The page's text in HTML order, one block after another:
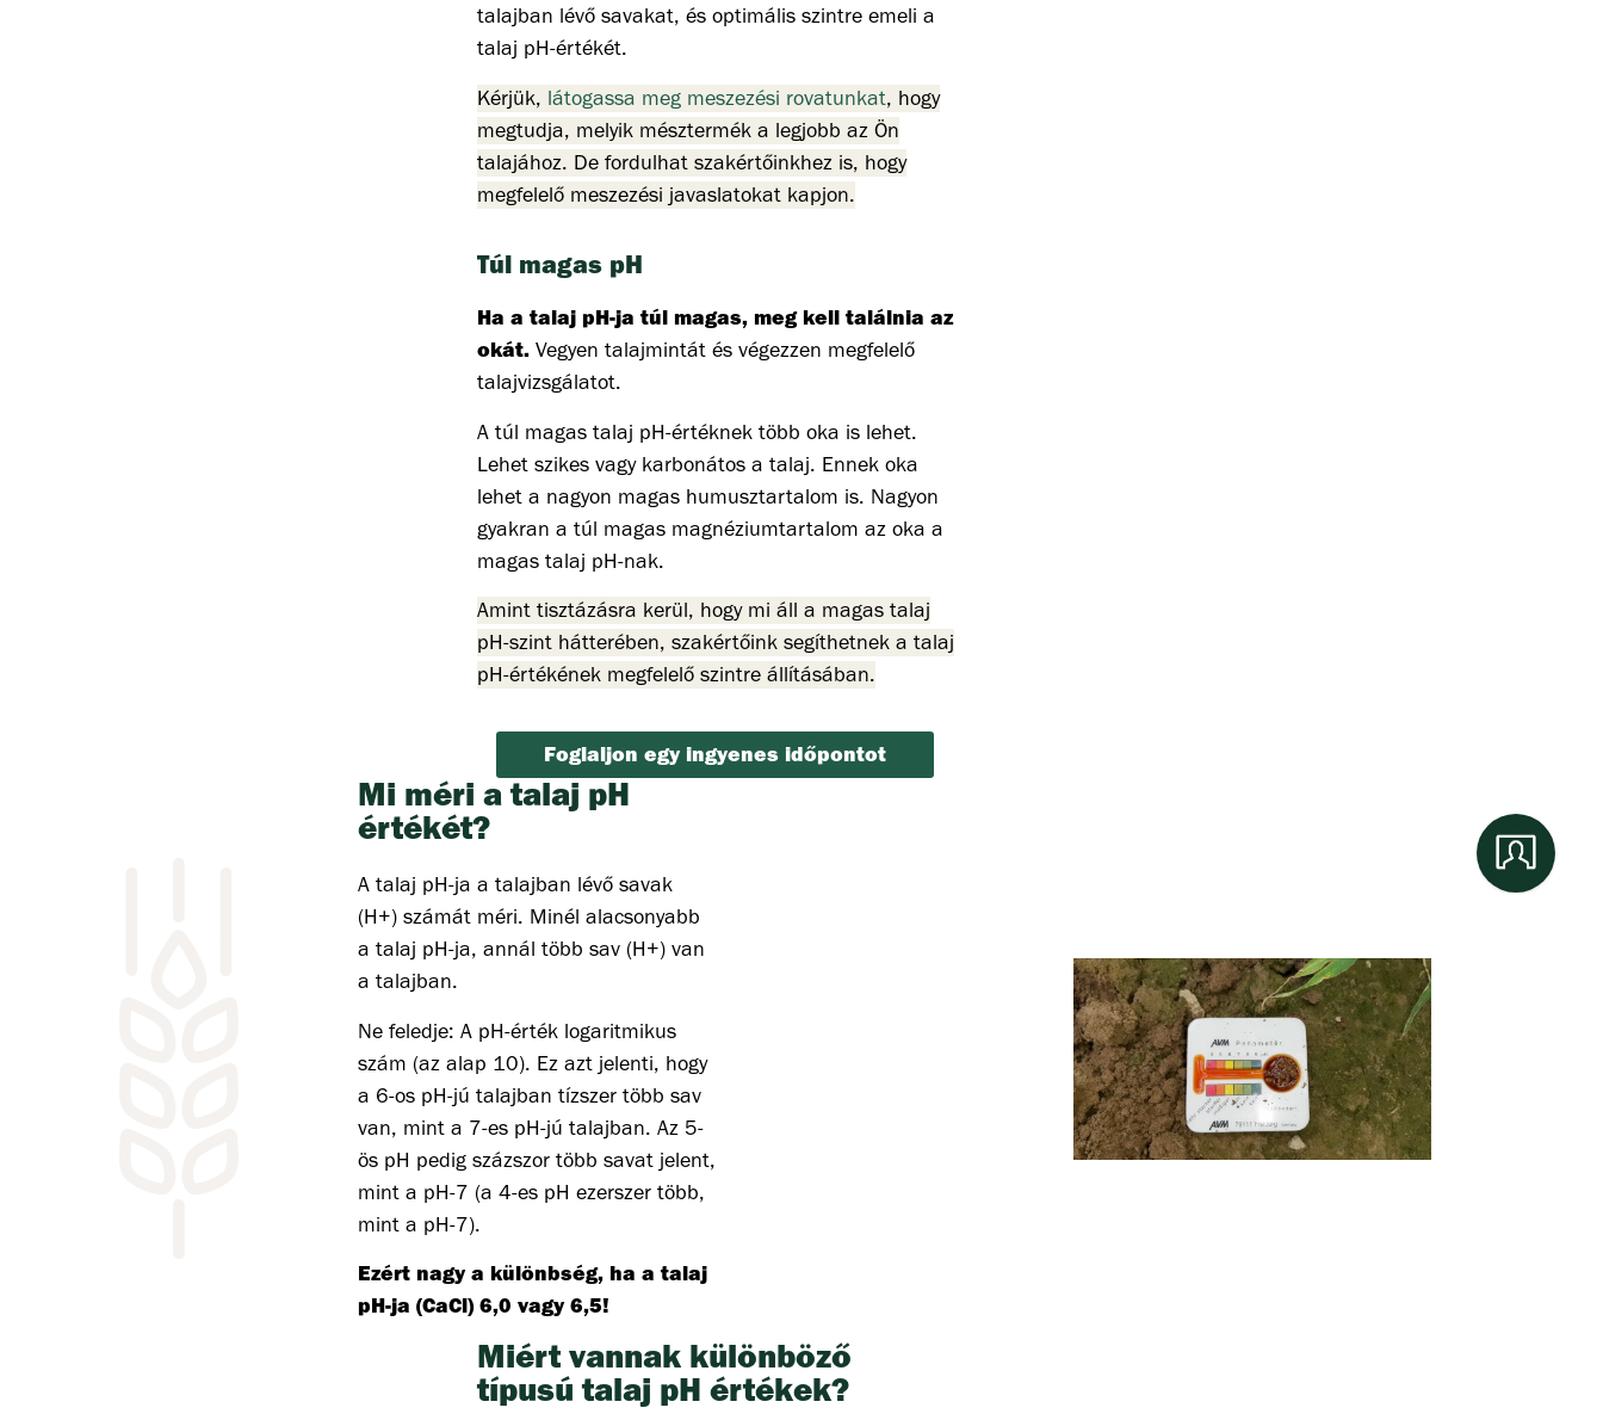
talajban lévő savakat, és optimális szintre emeli a
talaj pH-értékét.
Kérjük, látogassa meg meszezési rovatunkat, hogy
megtudja, melyik mésztermék a legjobb az Ön
talajához. De fordulhat szakértőinkhez is, hogy
megfelelő meszezési javaslatokat kapjon.
Túl magas pH
Ha a talaj pH-ja túl magas, meg kell találnia az
okát.Vegyen talajmintát és végezzen megfelelő
talajvizsgálatot.
A túl magas talaj pH-értéknek több oka is lehet.
Lehet szikes vagy karbonátos a talaj. Ennek oka
lehet a nagyon magas humusztartalom is. Nagyon
gyakran a túl magas magnéziumtartalom az oka a
magas talaj pH-nak.
Amint tisztázásra kerül, hogy mi áll a magas talaj
pH-szint hátterében, szakértőink segíthetnek a talaj
pH-értékének megfelelő szintre állításában.
Foglaljon egy ingyenes időpontot
Mi méri a talaj pH
értékét?
A talaj pH-ja a talajban lévő savak
(H+) számát méri. Minél alacsonyabb
a talaj pH-ja, annál több sav (H+) van
a talajban.
Ne feledje: A pH-érték logaritmikus
szám (az alap 10). Ez azt jelenti, hogy
a 6-os pH-jú talajban tízszer több sav
van, mint a 7-es pH-jú talajban. Az 5-
ös pH pedig százszor több savat jelent,
mint a pH-7 (a 4-es pH ezerszer több,
mint a pH-7).
Ezért nagy a különbség, ha a talaj
pH-ja (CaCl) 6,0 vagy 6,5!
Miért vannak különböző
típusú talaj pH értékek?